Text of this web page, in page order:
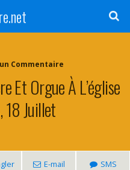
Commentaire
Et Orgue À L’église
18 Juillet
E-mail SMS